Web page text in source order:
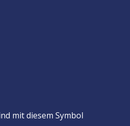
mit diesem Symbol